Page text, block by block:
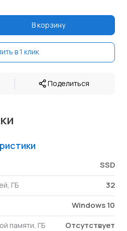
В корзину
в 1 клик
| Поделиться
SSD
ГБ 32
Windows 10
памяти, ГБ Отсутствует